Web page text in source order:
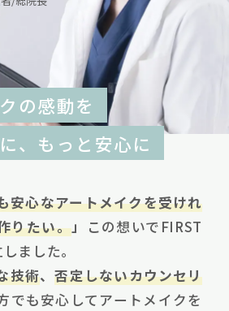
の感動を
、もっと安心に
安心なアートメイクを受けれ
りたい。」
この想いでFIRST
ました。
技術、否定しないカウンセリ
でも安心してアートメイクを